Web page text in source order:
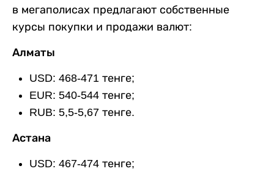
в мегаполисах предлагают собственные
курсы покупки и продажи валют:
Алматы
USD: 468-471 тенге;
EUR: 540-544 тенге;
RUB: 5,5-5,67 тенге.
Астана
USD: 467-474 тенге;